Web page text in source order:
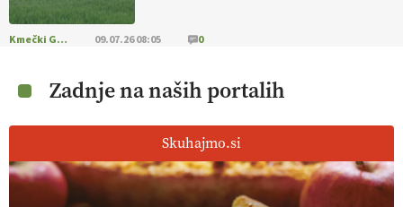
Kmečki Glas 09.07.26 08:05 0
Zadnje na naših portalih
Skuhajmo.si